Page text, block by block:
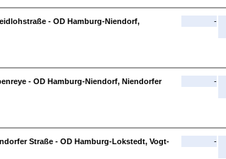
- OD Hamburg-Niendorf,
-
- OD Hamburg-Niendorf, Niendorfer
-
Straße - OD Hamburg-Lokstedt, Vogt-
-